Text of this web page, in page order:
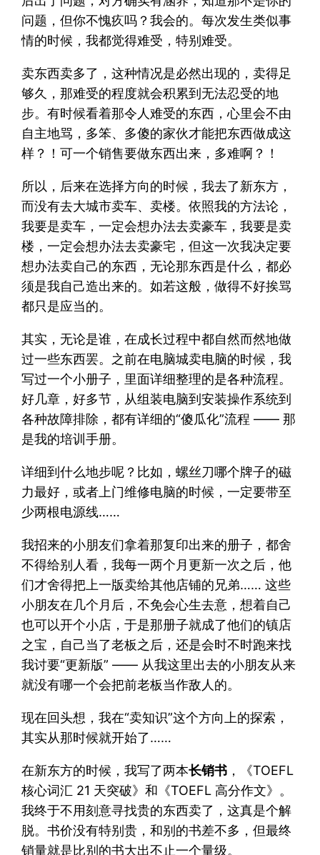
问题，但你不愧疚吗？我会的。每次发生类似事
情的时候，我都觉得难受，特别难受。
卖东西卖多了，这种情况是必然出现的，卖得足
够久，那难受的程度就会积累到无法忍受的地
步。有时候看着那令人难受的东西，心里会不由
自主地骂，多笨、多傻的家伙才能把东西做成这
样？！可一个销售要做东西出来，多难啊？！
所以，后来在选择方向的时候，我去了新东方，
而没有去大城市卖车、卖楼。依照我的方法论，
我要是卖车，一定会想办法去卖豪车，我要是卖
楼，一定会想办法去卖豪宅，但这一次我决定要
想办法卖自己的东西，无论那东西是什么，都必
须是我自己造出来的。如若这般，做得不好挨骂
都只是应当的。
其实，无论是谁，在成长过程中都自然而然地做
过一些东西罢。之前在电脑城卖电脑的时候，我
写过一个小册子，里面详细整理的是各种流程。
好几章，好多节，从组装电脑到安装操作系统到
各种故障排除，都有详细的“傻瓜化”流程 —— 那
是我的培训手册。
详细到什么地步呢？比如，螺丝刀哪个牌子的磁
力最好，或者上门维修电脑的时候，一定要带至
少两根电源线……
我招来的小朋友们拿着那复印出来的册子，都舍
不得给别人看，我每一两个月更新一次之后，他
们才舍得把上一版卖给其他店铺的兄弟…… 这些
小朋友在几个月后，不免会心生去意，想着自己
也可以开个小店，于是那册子就成了他们的镇店
之宝，自己当了老板之后，还是会时不时跑来找
我讨要“更新版” —— 从我这里出去的小朋友从来
就没有哪一个会把前老板当作敌人的。
现在回头想，我在“卖知识”这个方向上的探索，
其实从那时候就开始了……
在新东方的时候，我写了两本长销书 ，《TOEFL
核心词汇 21 天突破》和《TOEFL 高分作文》。
我终于不用刻意寻找贵的东西卖了，这真是个解
脱。书价没有特别贵，和别的书差不多，但最终
销量就是比别的书大出不止一个量级。